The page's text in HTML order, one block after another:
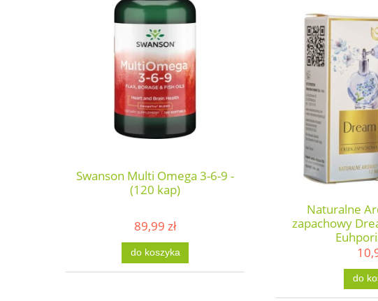
Swanson Multi Omega 3-6-9 -
(120 kap)
89,99 zł
do koszyka
Naturalne
zapachowy
do